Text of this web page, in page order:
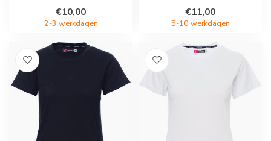
€10,00
2-3 werkdagen
€11,00
5-10 werkdagen